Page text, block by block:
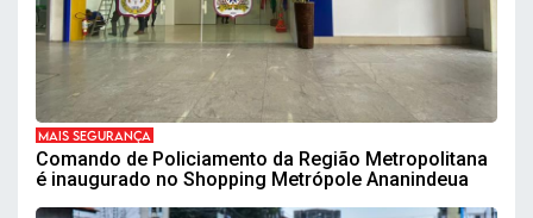
MAIS SEGURANÇA
Comando de Policiamento da Região Metropolitana
é inaugurado no Shopping Metrópole Ananindeua